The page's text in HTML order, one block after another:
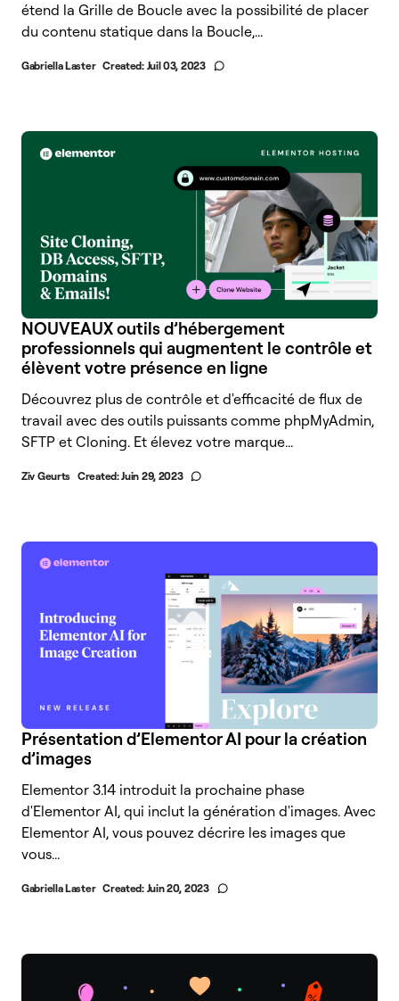
étend la Grille de Boucle avec la possibilité de placer
du contenu statique dans la Boucle,...
Gabriella Laster Created: Juil 03, 2023
NOUVEAUX outils d’hébergement
professionnels qui augmentent le contrôle et
élèvent votre présence en ligne
Découvrez plus de contrôle et d'efficacité de flux de
travail avec des outils puissants comme phpMyAdmin,
SFTP et Cloning. Et élevez votre marque...
Ziv Geurts Created:Juin 29, 2023
Présentation d’Elementor AI pour la création
d’images
Elementor 3.14 introduit la prochaine phase
d'Elementor AI, qui inclut la génération d'images. Avec
Elementor AI, vous pouvez décrire les images que
vous...
Gabriella Laster Created: Juin 20, 2023